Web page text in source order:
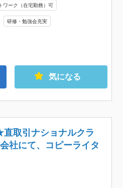
ワーク（在宅勤務）可
研修・勉強会充実
気になる
取引ナショナルクラ
社にて、コピーライタ